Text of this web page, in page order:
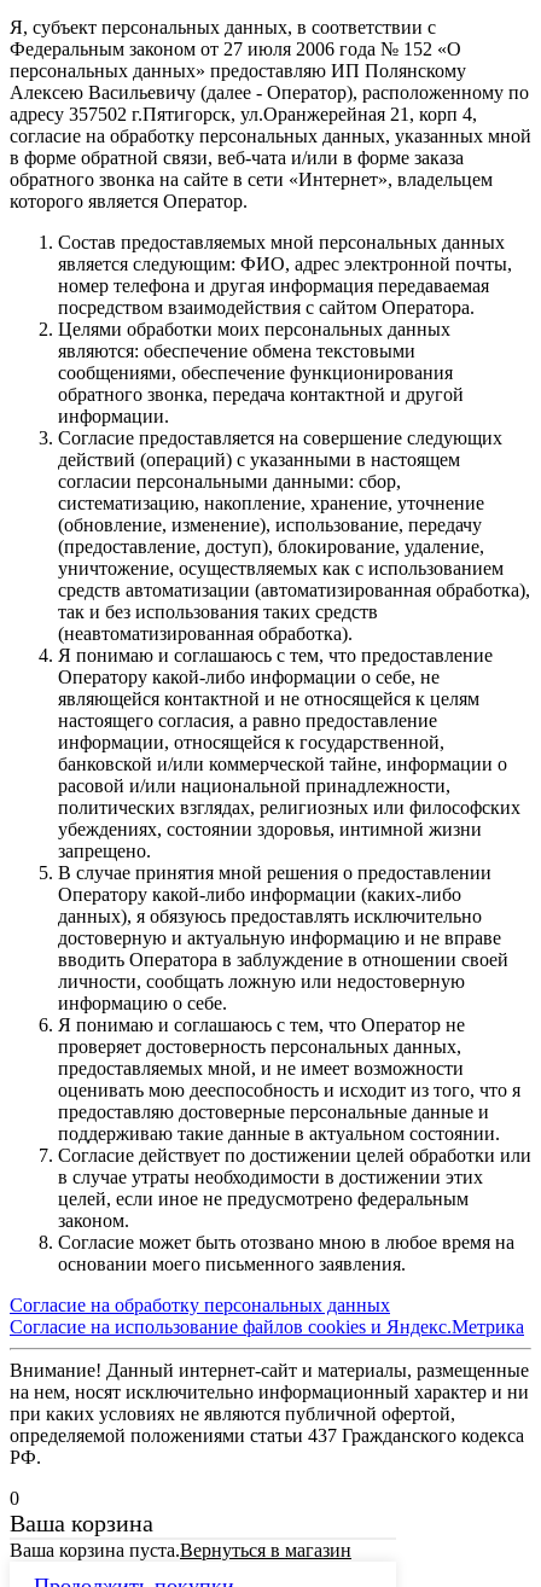
Я, субъект персональных данных, в соответствии с
Федеральным законом от 27 июля 2006 года № 152 «О
персональных данных» предоставляю ИП Полянскому
Алексею Васильевичу (далее - Оператор), расположенному по
адресу 357502 г.Пятигорск, ул.Оранжерейная 21, корп 4,
согласие на обработку персональных данных, указанных мной
в форме обратной связи, веб-чата и/или в форме заказа
обратного звонка на сайте в сети «Интернет», владельцем
которого является Оператор.
Состав предоставляемых мной персональных данных
является следующим: ФИО, адрес электронной почты,
номер телефона и другая информация передаваемая
посредством взаимодействия с сайтом Оператора.
Целями обработки моих персональных данных
являются: обеспечение обмена текстовыми
сообщениями, обеспечение функционирования
обратного звонка, передача контактной и другой
информации.
Согласие предоставляется на совершение следующих
действий (операций) с указанными в настоящем
согласии персональными данными: сбор,
систематизацию, накопление, хранение, уточнение
(обновление, изменение), использование, передачу
(предоставление, доступ), блокирование, удаление,
уничтожение, осуществляемых как с использованием
средств автоматизации (автоматизированная обработка),
так и без использования таких средств
(неавтоматизированная обработка).
Я понимаю и соглашаюсь с тем, что предоставление
Оператору какой-либо информации о себе, не
являющейся контактной и не относящейся к целям
настоящего согласия, а равно предоставление
информации, относящейся к государственной,
банковской и/или коммерческой тайне, информации о
расовой и/или национальной принадлежности,
политических взглядах, религиозных или философских
убеждениях, состоянии здоровья, интимной жизни
запрещено.
В случае принятия мной решения о предоставлении
Оператору какой-либо информации (каких-либо
данных), я обязуюсь предоставлять исключительно
достоверную и актуальную информацию и не вправе
вводить Оператора в заблуждение в отношении своей
личности, сообщать ложную или недостоверную
информацию о себе.
Я понимаю и соглашаюсь с тем, что Оператор не
проверяет достоверность персональных данных,
предоставляемых мной, и не имеет возможности
оценивать мою дееспособность и исходит из того, что я
предоставляю достоверные персональные данные и
поддерживаю такие данные в актуальном состоянии.
Согласие действует по достижении целей обработки или
в случае утраты необходимости в достижении этих
целей, если иное не предусмотрено федеральным
законом.
Согласие может быть отозвано мною в любое время на
основании моего письменного заявления.
Согласие на обработку персональных данных
Согласие на использование файлов cookies и Яндекс.Метрика
Внимание! Данный интернет-сайт и материалы, размещенные
на нем, носят исключительно информационный характер и ни
при каких условиях не являются публичной офертой,
определяемой положениями статьи 437 Гражданского кодекса
РФ.
0
Ваша корзина
Ваша корзина пуста.Вернуться в магазин